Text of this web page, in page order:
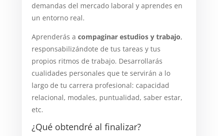
demandas del mercado laboral y aprendes en
un entorno real.
Aprenderás a compaginar estudios y trabajo,
responsabilizándote de tus tareas y tus
propios ritmos de trabajo. Desarrollarás
cualidades personales que te servirán a lo
largo de tu carrera profesional: capacidad
relacional, modales, puntualidad, saber estar,
etc.
¿Qué obtendré al finalizar?